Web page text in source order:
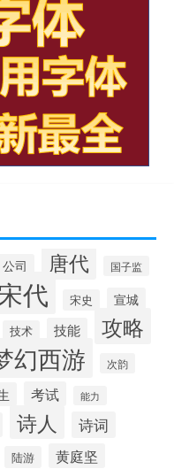
公司 唐代 国子监
代 宋史 宣城
技术 技能 攻略
幻西游 次韵
考试 能力
诗人 诗词
陆游 黄庭坚